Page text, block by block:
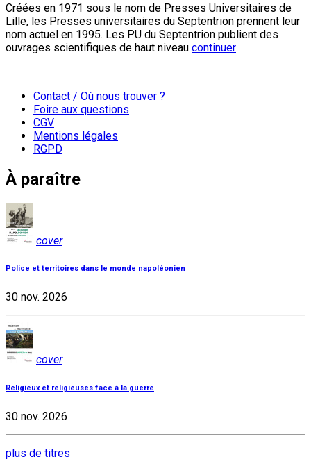
Créées en 1971 sous le nom de Presses Universitaires de
Lille, les Presses universitaires du Septentrion prennent leur
nom actuel en 1995. Les PU du Septentrion publient des
ouvrages scientifiques de haut niveau continuer
Contact / Où nous trouver ?
Foire aux questions
CGV
Mentions légales
RGPD
À paraître
cover
Police et territoires dans le monde napoléonien
30 nov. 2026
cover
Religieux et religieuses face à la guerre
30 nov. 2026
plus de titres